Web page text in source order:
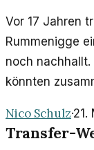
Vor 17 Jahren
Rummenigge
noch nachhallt.
könnten
Nico Schulz·21.
Transfer-